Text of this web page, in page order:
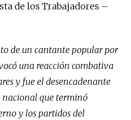
de los Trabajadores –
de un cantante popular por
una reacción combativa
y fue el desencadenante
que terminó
y los partidos del